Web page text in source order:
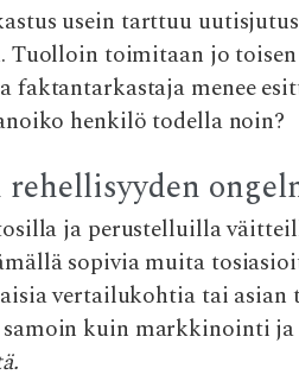
usein tarttuu
Tuolloin toimitaan jo
faktantarkastaja menee
henkilö todella noin?
rehellisyyden
ja perustelluilla
sopivia muita
vertailukohtia tai asian
samoin kuin markkinointi